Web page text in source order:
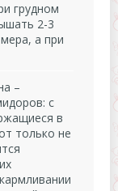
грудном
2-3
а при
–
с
в
только не